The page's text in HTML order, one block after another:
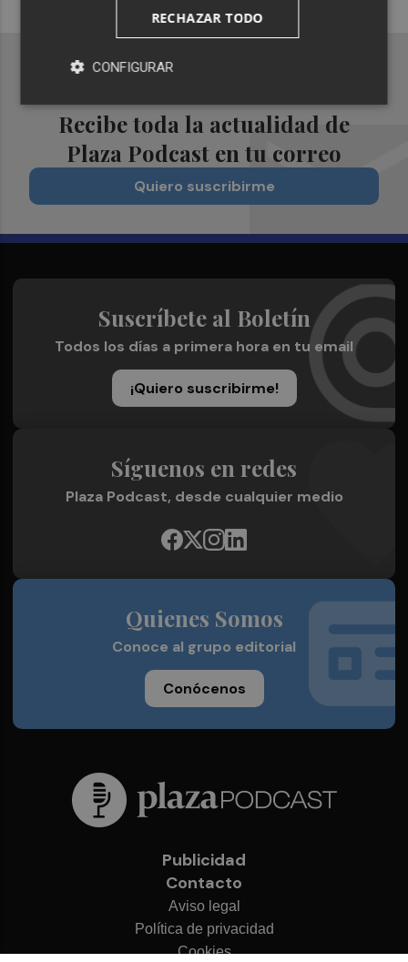
Recibe toda la actualidad de
Plaza Podcast en tu correo
Quiero suscribirme
Suscríbete al Boletín
Todos los días a primera hora en tu email
¡Quiero suscribirme!
Síguenos en redes
Plaza Podcast, desde cualquier medio
Quienes Somos
Conoce al grupo editorial
Conócenos
Publicidad
Contacto
Aviso legal
Política de privacidad
Cookies
RECHAZAR TODO
CONFIGURAR